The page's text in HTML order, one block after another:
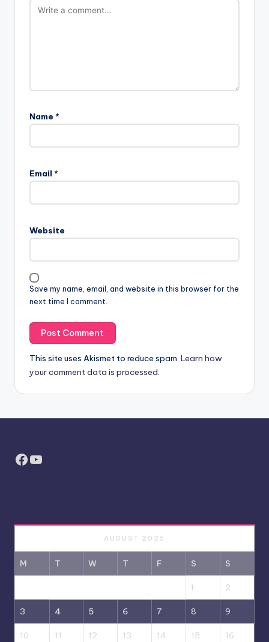
Name *
Email *
Website
Save my name, email, and website in this browser for the
next time I comment.
This site uses Akismet to reduce spam. Learn how
your comment data is processed.
Facebook
YouTube
AUGUST 2026
M T W T F S S
1 2
3 4 5 6 7 8 9
10 11 12 13 14 15 16